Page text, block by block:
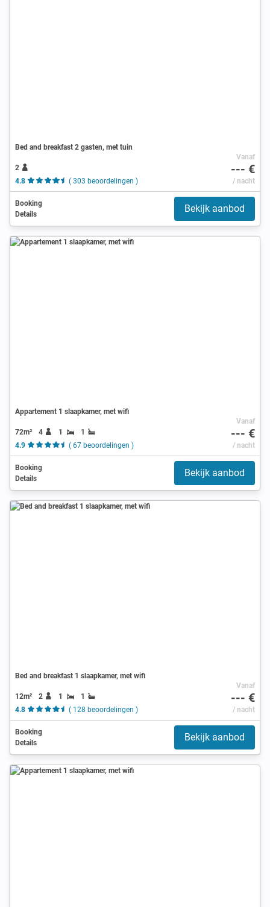
Bed and breakfast 2 gasten, met tuin
2
4.8
( 303 beoordelingen )
Vanaf
--- €
/ nacht
Booking
Details
Bekijk aanbod
Appartement 1 slaapkamer, met wifi
72m² 4 1
1
4.9
( 67 beoordelingen )
Vanaf
--- €
/ nacht
Booking
Details
Bekijk aanbod
Bed and breakfast 1 slaapkamer, met wifi
12m² 2 1
1
4.8
( 128 beoordelingen )
Vanaf
--- €
/ nacht
Booking
Details
Bekijk aanbod